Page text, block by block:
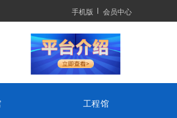
手机版 会员中心
工程馆